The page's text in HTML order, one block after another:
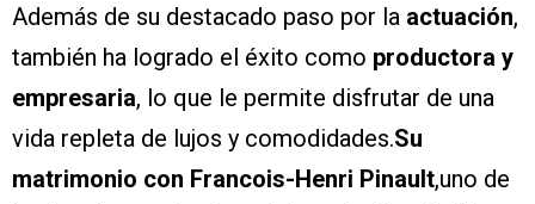
Además de su destacado paso por la actuación,
también ha logrado el éxito como productora y
empresaria, lo que le permite disfrutar de una
vida repleta de lujos y comodidades.Su
matrimonio con Francois-Henri Pinault,uno de